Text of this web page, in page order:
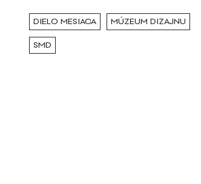
DIELO MESIACA MÚZEUM DIZAJNU
SMD